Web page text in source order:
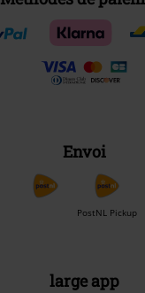
Envoi
PostNL Pickup
large app